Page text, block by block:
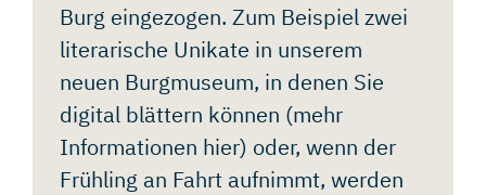
IMPRESSUM
KONTAKT
Burg eingezogen. Zum Beispiel zwei
literarische Unikate in unserem
neuen Burgmuseum, in denen Sie
digital blättern können (mehr
Informationen hier) oder, wenn der
Frühling an Fahrt aufnimmt, werden